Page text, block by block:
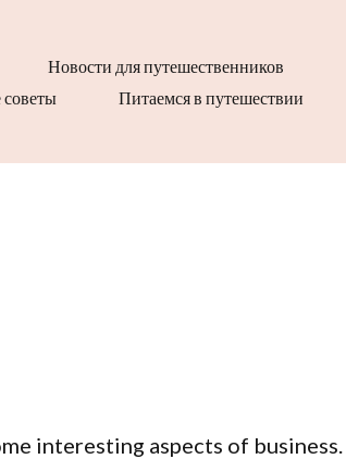
Новости для путешественников
Питаемся в путешествии
interesting aspects of business.